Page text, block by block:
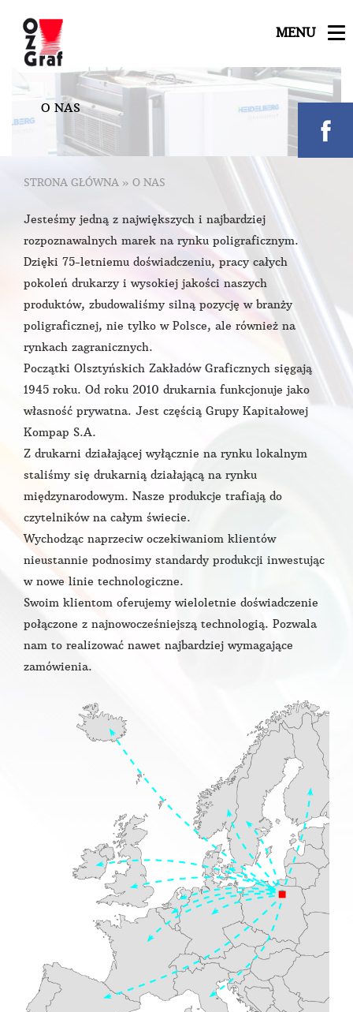
MENU
O NAS
STRONA GŁÓWNA » O NAS
Jesteśmy jedną z największych i najbardziej
rozpoznawalnych marek na rynku poligraficznym.
Dzięki 75-letniemu doświadczeniu, pracy całych
pokoleń drukarzy i wysokiej jakości naszych
produktów, zbudowaliśmy silną pozycję w branży
poligraficznej, nie tylko w Polsce, ale również na
rynkach zagranicznych.
Początki Olsztyńskich Zakładów Graficznych sięgają
1945 roku. Od roku 2010 drukarnia funkcjonuje jako
własność prywatna. Jest częścią Grupy Kapitałowej
Kompap S.A.
Z drukarni działającej wyłącznie na rynku lokalnym
staliśmy się drukarnią działającą na rynku
międzynarodowym. Nasze produkcje trafiają do
czytelników na całym świecie.
Wychodząc naprzeciw oczekiwaniom klientów
nieustannie podnosimy standardy produkcji inwestując
w nowe linie technologiczne.
Swoim klientom oferujemy wieloletnie doświadczenie
połączone z najnowocześniejszą technologią. Pozwala
nam to realizować nawet najbardziej wymagające
zamówienia.